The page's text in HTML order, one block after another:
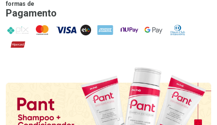
formas de
Pagamento
PIX MasterCard
VISA ELO AMEX NuPay Google PayDiners Club
Hipercard
Promoção em Destaque